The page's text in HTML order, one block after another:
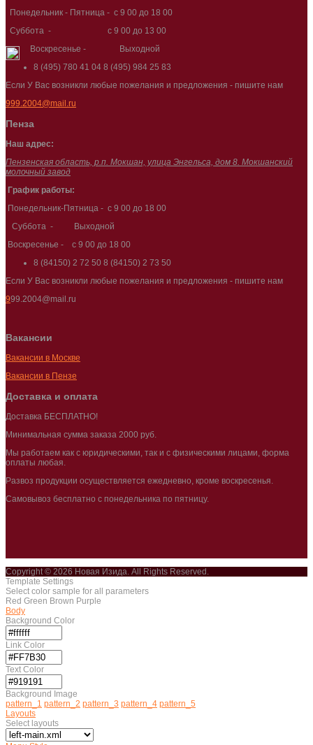
Понедельник - Пятница - с 9 00 до 18 00
Суббота - с 9 00 до 13 00
Воскресенье - Выходной
8 (495) 780 41 04 8 (495) 984 25 83
Если У Вас возникли любые пожелания и предложения - пишите нам
999.2004@mail.ru
Пенза
Наш адрес:
Пензенская область, р.п. Мокшан, улица Энгельса, дом 8. Мокшанский
молочный завод
График работы:
Понедельник-Пятница - с 9 00 до 18 00
Суббота - Выходной
Воскресенье - с 9 00 до 18 00
8 (84150) 2 72 50 8 (84150) 2 73 50
Если У Вас возникли любые пожелания и предложения - пишите нам
999.2004@mail.ru
Вакансии
Вакансии в Москве
Вакансии в Пензе
Доставка и оплата
Доставка БЕСПЛАТНО!
Минимальная сумма заказа 2000 руб.
Мы работаем как с юридическими, так и с физическими лицами, форма
оплаты любая.
Развоз продукции осуществляется ежедневно, кроме воскресенья.
Самовывоз бесплатно с понедельника по пятницу.
Copyright © 2026 Новая Изида. All Rights Reserved.
Template Settings
Select color sample for all parameters
Red Green Brown Purple
Body
Background Color
Link Color
Text Color
Background Image
pattern_1 pattern_2 pattern_3 pattern_4 pattern_5
Layouts
Select layouts